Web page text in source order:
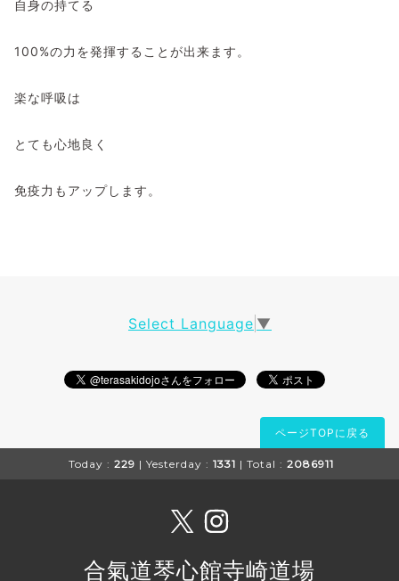
自身の持てる
100%の力を発揮することが出来ます。
楽な呼吸は
とても心地良く
免疫力もアップします。
Select Language ▼
ページTOPに戻る
Today : 229 | Yesterday : 1331 | Total : 2086911
合氣道琴心館寺崎道場